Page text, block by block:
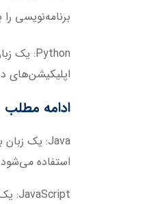
برنامه‌نویسی
Python: یک
اپلیکیشن‌های
ادامه مطلب
Java: یک زبان
استفاده
JavaScript
: